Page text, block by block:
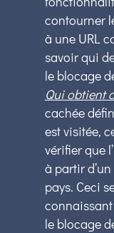
contourner
à une URL
savoir qui
le blocage
Qui obtient
cachée
est visitée,
vérifier que
à partir
pays. Ceci
connaissant
le blocage